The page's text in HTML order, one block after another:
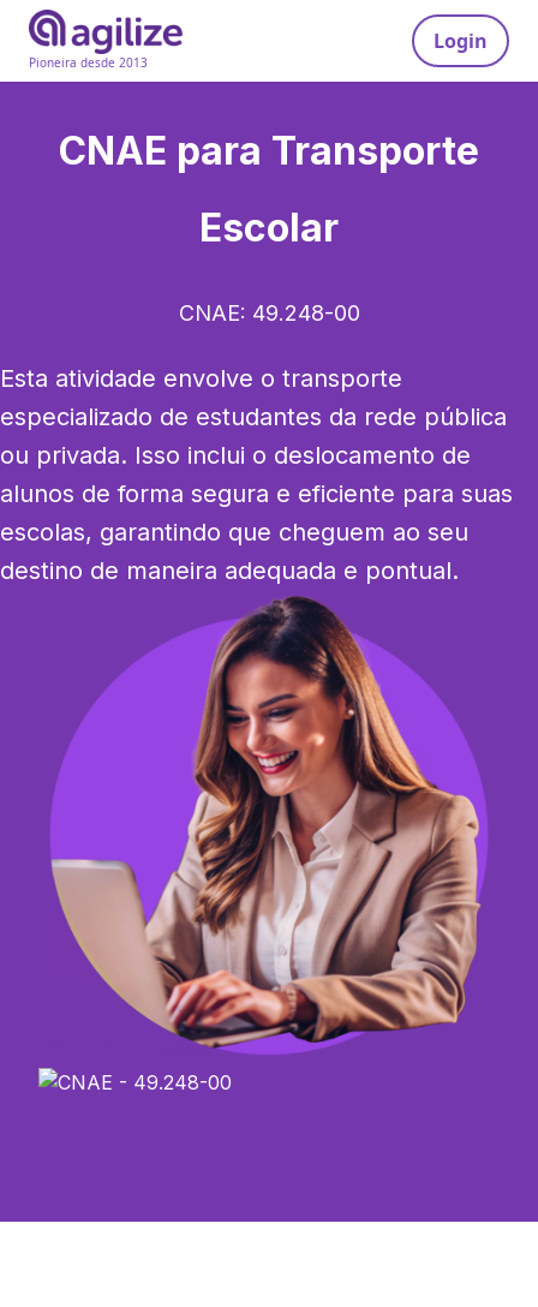
Pioneira desde 2013
Login
CNAE para Transporte
Escolar
CNAE: 49.248-00
Esta atividade envolve o transporte
especializado de estudantes da rede pública
ou privada. Isso inclui o deslocamento de
alunos de forma segura e eficiente para suas
escolas, garantindo que cheguem ao seu
destino de maneira adequada e pontual.